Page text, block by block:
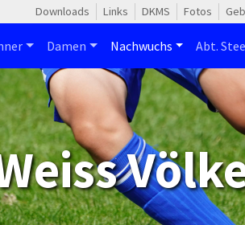
Downloads Links DKMS Fotos
Damen Nachwuchs Abt.